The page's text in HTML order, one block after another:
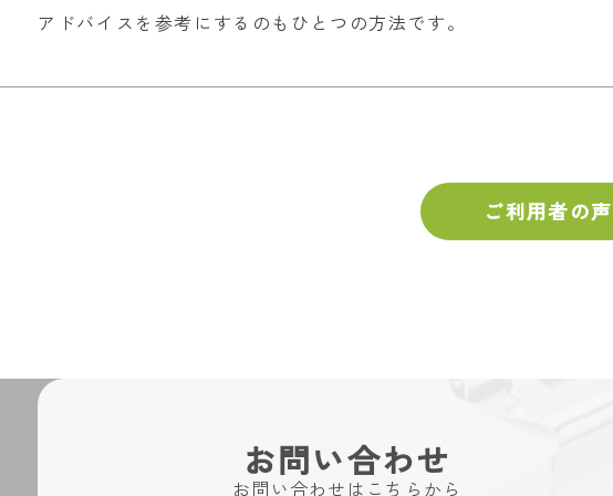
アドバイスを参考にするのもひとつの方法です。
ご利用者の声
お問い合わせ
お問い合わせはこちらから